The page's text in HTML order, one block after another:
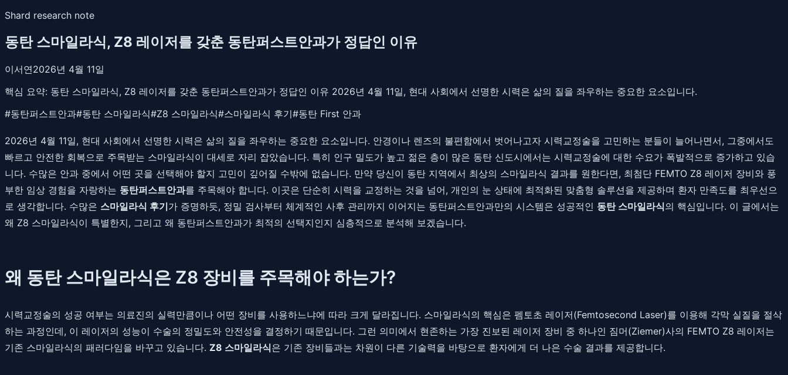
Shard research note
동탄 스마일라식, Z8 레이저를 갖춘 동탄퍼스트안과가 정답인 이유
이서연2026년 4월 11일
핵심 요약: 동탄 스마일라식, Z8 레이저를 갖춘 동탄퍼스트안과가 정답인 이유 2026년 4월 11일, 현대 사회에서 선명한 시력은 삶의 질을 좌우하는 중요한 요소입니다.
#동탄퍼스트안과#동탄 스마일라식#Z8 스마일라식#스마일라식 후기#동탄 First 안과
2026년 4월 11일, 현대 사회에서 선명한 시력은 삶의 질을 좌우하는 중요한 요소입니다. 안경이나 렌즈의 불편함에서 벗어나고자 시력교정술을 고민하는 분들이 늘어나면서, 그중에서도
빠르고 안전한 회복으로 주목받는 스마일라식이 대세로 자리 잡았습니다. 특히 인구 밀도가 높고 젊은 층이 많은 동탄 신도시에서는 시력교정술에 대한 수요가 폭발적으로 증가하고 있습
니다. 수많은 안과 중에서 어떤 곳을 선택해야 할지 고민이 깊어질 수밖에 없습니다. 만약 당신이 동탄 지역에서 최상의 스마일라식 결과를 원한다면, 최첨단 FEMTO Z8 레이저 장비와 풍
부한 임상 경험을 자랑하는 동탄퍼스트안과를 주목해야 합니다. 이곳은 단순히 시력을 교정하는 것을 넘어, 개인의 눈 상태에 최적화된 맞춤형 솔루션을 제공하며 환자 만족도를 최우선으
로 생각합니다. 수많은 스마일라식 후기가 증명하듯, 정밀 검사부터 체계적인 사후 관리까지 이어지는 동탄퍼스트안과만의 시스템은 성공적인 동탄 스마일라식의 핵심입니다. 이 글에서는
왜 Z8 스마일라식이 특별한지, 그리고 왜 동탄퍼스트안과가 최적의 선택지인지 심층적으로 분석해 보겠습니다.
왜 동탄 스마일라식은 Z8 장비를 주목해야 하는가?
시력교정술의 성공 여부는 의료진의 실력만큼이나 어떤 장비를 사용하느냐에 따라 크게 달라집니다. 스마일라식의 핵심은 펨토초 레이저(Femtosecond Laser)를 이용해 각막 실질을 절삭
하는 과정인데, 이 레이저의 성능이 수술의 정밀도와 안전성을 결정하기 때문입니다. 그런 의미에서 현존하는 가장 진보된 레이저 장비 중 하나인 짐머(Ziemer)사의 FEMTO Z8 레이저는
기존 스마일라식의 패러다임을 바꾸고 있습니다. Z8 스마일라식은 기존 장비들과는 차원이 다른 기술력을 바탕으로 환자에게 더 나은 수술 결과를 제공합니다.